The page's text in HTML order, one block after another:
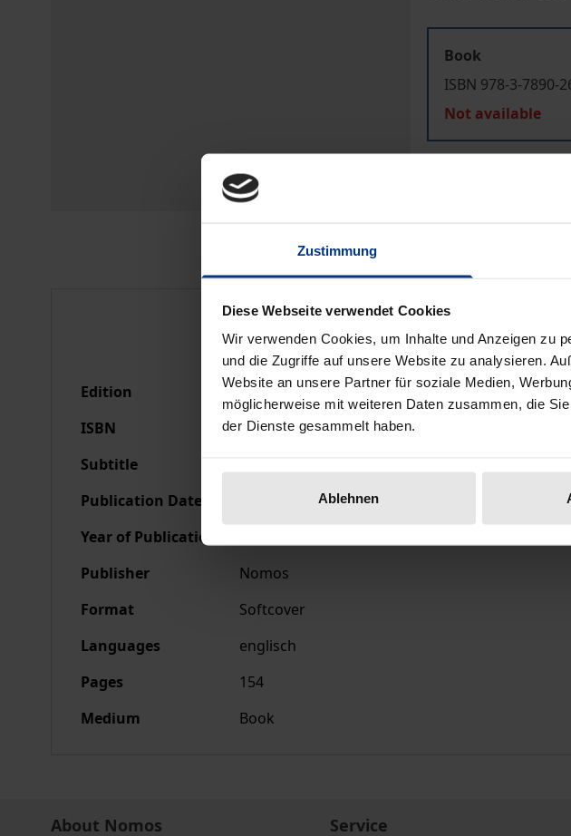
Zustimmung
Diese Webseite verwendet Cookies
Wir verwenden Cookies, um Inhalte und Anzeigen zu
und die Zugriffe auf unsere Website zu analysieren.
Website an unsere Partner für soziale Medien,
möglicherweise mit weiteren Daten zusammen, die
der Dienste gesammelt haben.
Ablehnen
Book
ISBN 978-3-7890-
Not available
Bibliographical data
Edition
1
ISBN
978-3-7890-2628-7
Subtitle
Publication Date
Apr 10, 1992
Year of Publication
Publisher
Nomos
Format
Softcover
Languages
englisch
Pages
154
Medium
Book
About Nomos Service